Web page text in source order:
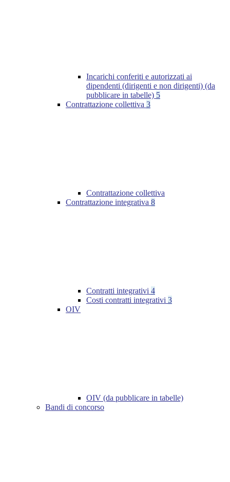
Incarichi conferiti e autorizzati ai
dipendenti (dirigenti e non dirigenti) (da
pubblicare in tabelle) 5
Contrattazione collettiva 3
Contrattazione collettiva
Contrattazione integrativa 8
Contratti integrativi 4
Costi contratti integrativi 3
OIV
OIV (da pubblicare in tabelle)
Bandi di concorso